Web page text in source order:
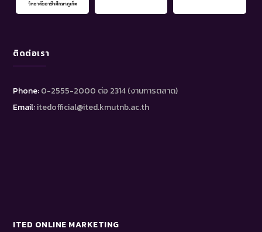
ติดต่อเรา
Phone:0-2555-2000 ต่อ 2314 (งานการตลาด)
Email:itedofficial@ited.kmutnb.ac.th
ITED ONLINE MARKETING